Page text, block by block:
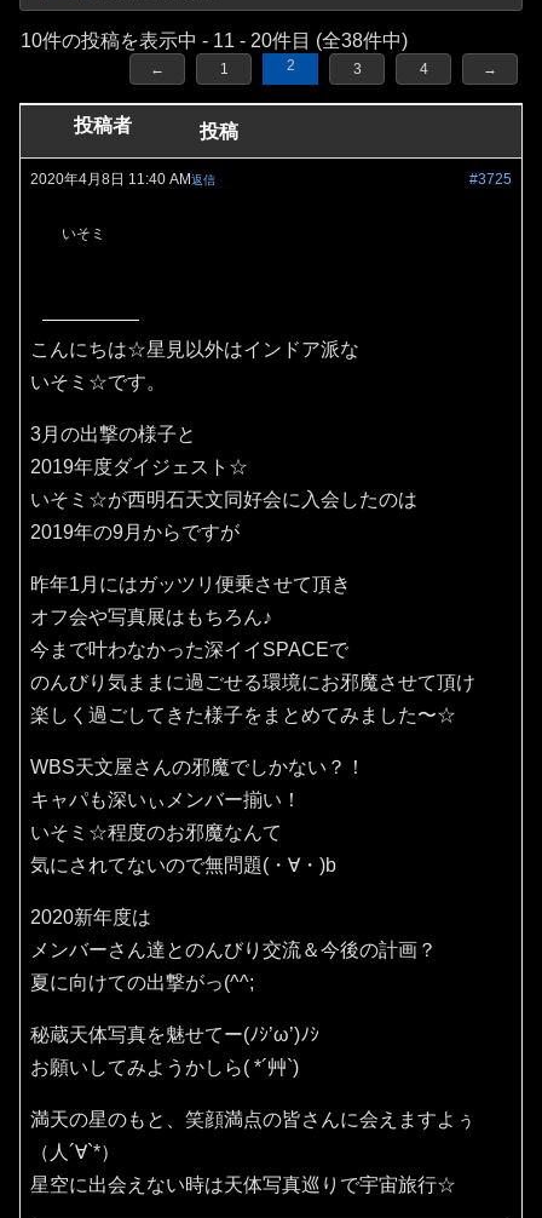
10件の投稿を表示中 - 11 - 20件目 (全38件中)
← 1 2 3 4 →
投稿者 投稿
2020年4月8日 11:40 AM #3725
返信
いそミ
こんにちは☆星見以外はインドア派な
いそミ☆です。
3月の出撃の様子と
2019年度ダイジェスト☆
いそミ☆が西明石天文同好会に入会したのは
2019年の9月からですが
昨年1月にはガッツリ便乗させて頂き
オフ会や写真展はもちろん♪
今まで叶わなかった深イイSPACEで
のんびり気ままに過ごせる環境にお邪魔させて頂け
楽しく過ごしてきた様子をまとめてみました〜☆
WBS天文屋さんの邪魔でしかない？！
キャパも深いぃメンバー揃い！
いそミ☆程度のお邪魔なんて
気にされてないので無問題(・∀・)b
2020新年度は
メンバーさん達とのんびり交流＆今後の計画？
夏に向けての出撃がっ(^^;
秘蔵天体写真を魅せてー(ﾉｼ’ω’)ﾉｼ
お願いしてみようかしら( *´艸`)
満天の星のもと、笑顔満点の皆さんに会えますよぅ
（人´∀`*）
星空に出会えない時は天体写真巡りで宇宙旅行☆